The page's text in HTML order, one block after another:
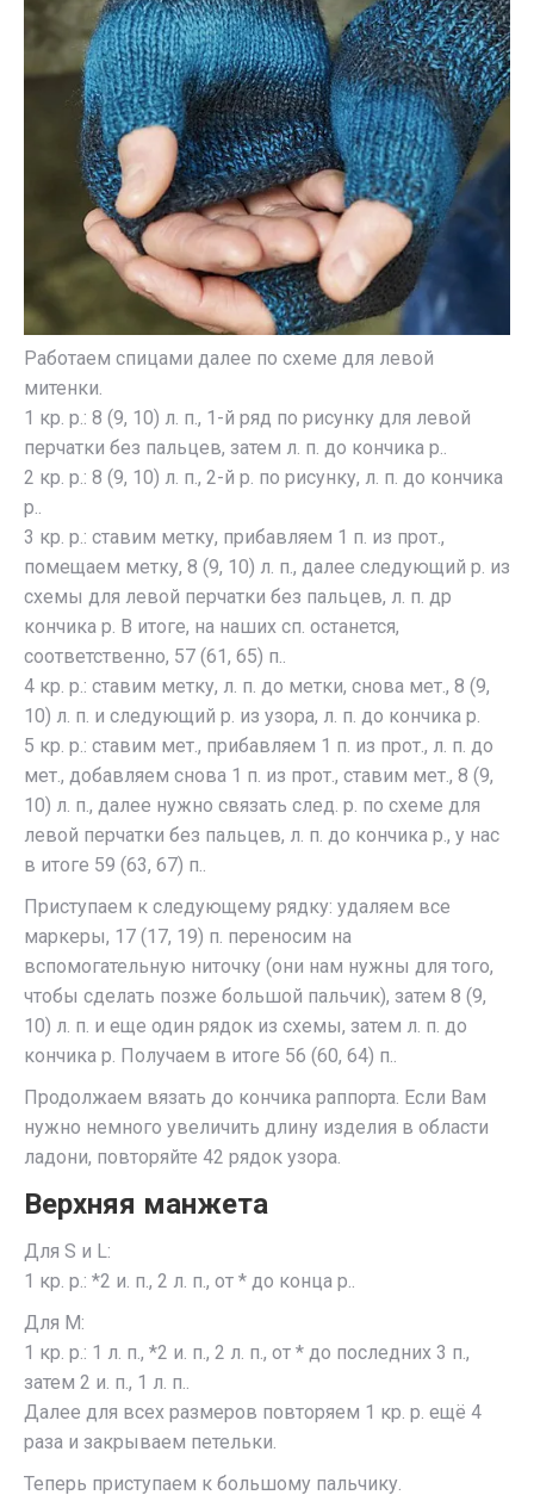
Работаем спицами далее по схеме для левой
митенки.
1 кр. р.: 8 (9, 10) л. п., 1-й ряд по рисунку для левой
перчатки без пальцев, затем л. п. до кончика р..
2 кр. р.: 8 (9, 10) л. п., 2-й р. по рисунку, л. п. до кончика
р..
3 кр. р.: ставим метку, прибавляем 1 п. из прот.,
помещаем метку, 8 (9, 10) л. п., далее следующий р. из
схемы для левой перчатки без пальцев, л. п. др
кончика р. В итоге, на наших сп. останется,
соответственно, 57 (61, 65) п..
4 кр. р.: ставим метку, л. п. до метки, снова мет., 8 (9,
10) л. п. и следующий р. из узора, л. п. до кончика р.
5 кр. р.: ставим мет., прибавляем 1 п. из прот., л. п. до
мет., добавляем снова 1 п. из прот., ставим мет., 8 (9,
10) л. п., далее нужно связать след. р. по схеме для
левой перчатки без пальцев, л. п. до кончика р., у нас
в итоге 59 (63, 67) п..
Приступаем к следующему рядку: удаляем все
маркеры, 17 (17, 19) п. переносим на
вспомогательную ниточку (они нам нужны для того,
чтобы сделать позже большой пальчик), затем 8 (9,
10) л. п. и еще один рядок из схемы, затем л. п. до
кончика р. Получаем в итоге 56 (60, 64) п..
Продолжаем вязать до кончика раппорта. Если Вам
нужно немного увеличить длину изделия в области
ладони, повторяйте 42 рядок узора.
Верхняя манжета
Для S и L:
1 кр. р.: *2 и. п., 2 л. п., от * до конца р..
Для М:
1 кр. р.: 1 л. п., *2 и. п., 2 л. п., от * до последних 3 п.,
затем 2 и. п., 1 л. п..
Далее для всех размеров повторяем 1 кр. р. ещё 4
раза и закрываем петельки.
Теперь приступаем к большому пальчику.